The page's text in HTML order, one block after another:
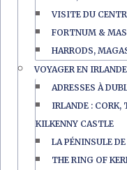
VISITE DU
FORTNUM &
HARRODS,
VOYAGER EN IRLANDE
ADRESSES À
IRLANDE : CORK,
KILKENNY CASTLE
LA PÉNINSULE
THE RING OF